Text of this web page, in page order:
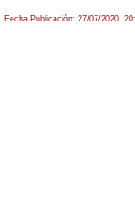
Fecha Publicación: 27/07/2020